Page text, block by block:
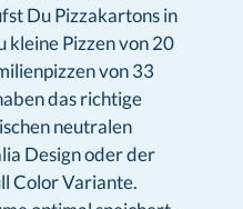
Du Pizzakartons in
kleine Pizzen von 20
von 33
das richtige
neutralen
Design oder der
Color Variante.